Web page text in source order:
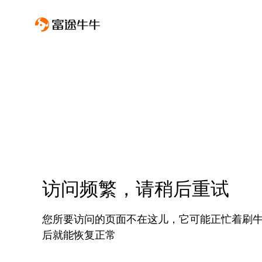
访问频繁，请稍后重试
您所要访问的页面不在这儿，它可能正忙着刷
后就能恢复正常